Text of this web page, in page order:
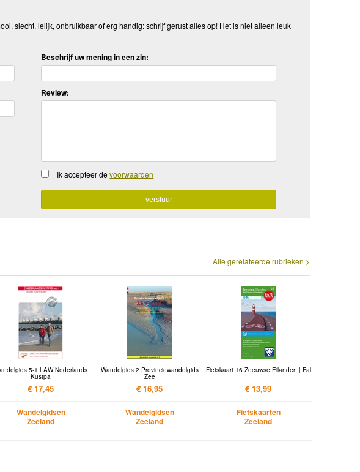
slecht, lelijk, onbruikbaar of erg handig: schrijf gerust alles op! Het is niet alleen leuk
Beschrijf uw mening in een zin:
Review:
Ik accepteer devoorwaarden
Alle gerelateerde rubrieken >
5-1 LAW Nederlands
Kustpa
€ 17,45
Wandelgidsen
Zeeland
Wandelgids 2 Provinciewandelgids
Zee
€ 16,95
Wandelgidsen
Zeeland
Fietskaart 16 Zeeuwse Eilanden | Fal
€ 13,99
Fietskaarten
Zeeland